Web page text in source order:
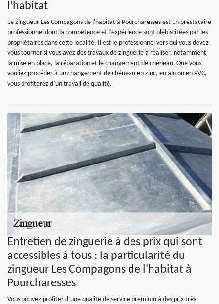
l'habitat
Le zingueur Les Compagons de l'habitat à Pourcharesses est un prestataire
professionnel dont la compétence et l’expérience sont plébiscitées par les
propriétaires dans cette localité. Il est le professionnel vers qui vous devez
vous tourner si vous avez des travaux de zinguerie à réaliser, notamment
la mise en place, la réparation et le changement de chéneau. Que vous
vouliez procéder à un changement de chéneau en zinc, en alu ou en PVC,
vous profiterez d’un travail de qualité.
Entretien de zinguerie à des prix qui sont
accessibles à tous : la particularité du
zingueur Les Compagons de l'habitat à
Pourcharesses
Vous pouvez profiter d’une qualité de service premium à des prix très